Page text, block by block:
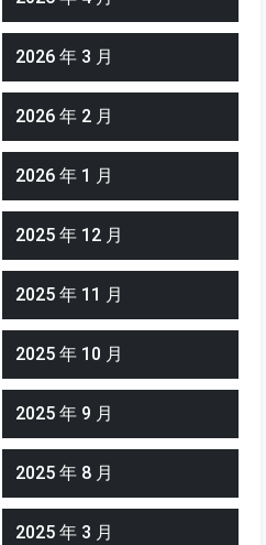
2026 年 3 月
2026 年 2 月
2026 年 1 月
2025 年 12 月
2025 年 11 月
2025 年 10 月
2025 年 9 月
2025 年 8 月
2025 年 3 月